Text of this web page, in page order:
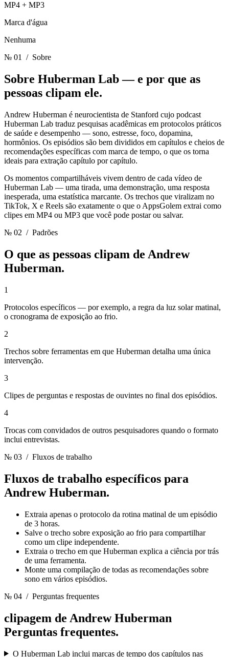
MP4 + MP3
Marca d'água
Nenhuma
№ 01
/ Sobre
Sobre Huberman Lab —e por que as
pessoas clipam ele.
Andrew Huberman é neurocientista de Stanford cujo podcast
Huberman Lab traduz pesquisas acadêmicas em protocolos práticos
de saúde e desempenho — sono, estresse, foco, dopamina,
hormônios. Os episódios são bem divididos em capítulos e cheios de
recomendações específicas com marca de tempo, o que os torna
ideais para extração capítulo por capítulo.
Os momentos compartilháveis vivem dentro de cada vídeo de
Huberman Lab — uma tirada, uma demonstração, uma resposta
inesperada, uma estatística marcante. Os trechos que viralizam no
TikTok, X e Reels são exatamente o que o AppsGolem extrai como
clipes em MP4 ou MP3 que você pode postar ou salvar.
№ 02 / Padrões
O que as pessoas clipam de Andrew
Huberman.
1
Protocolos específicos — por exemplo, a regra da luz solar matinal,
o cronograma de exposição ao frio.
2
Trechos sobre ferramentas em que Huberman detalha uma única
intervenção.
3
Clipes de perguntas e respostas de ouvintes no final dos episódios.
4
Trocas com convidados de outros pesquisadores quando o formato
inclui entrevistas.
№ 03 / Fluxos de trabalho
Fluxos de trabalho específicos para
Andrew Huberman.
Extraia apenas o protocolo da rotina matinal de um episódio
de 3 horas.
Salve o trecho sobre exposição ao frio para compartilhar
como um clipe independente.
Extraia o trecho em que Huberman explica a ciência por trás
de uma ferramenta.
Monte uma compilação de todas as recomendações sobre
sono em vários episódios.
№ 04 / Perguntas frequentes
clipagem de Andrew Huberman
Perguntas frequentes.
O Huberman Lab inclui marcas de tempo dos capítulos nas